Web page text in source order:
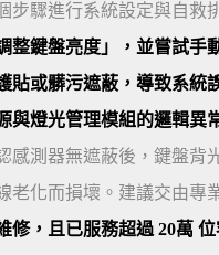
步驟進行系統設定與自救
整鍵盤亮度」，並嘗試手
貼或髒污遮蔽，導致系統
與燈光管理模組的邏輯異
感測器無遮蔽後，鍵盤背
老化而損壞。建議交由專
修，且已服務超過 20萬